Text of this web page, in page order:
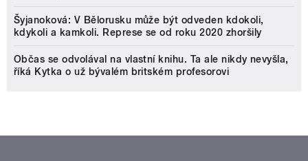
Šyjanoková: V Bělorusku může být odveden kdokoli,
kdykoli a kamkoli. Represe se od roku 2020 zhoršily
Občas se odvolával na vlastní knihu. Ta ale nikdy nevyšla,
říká Kytka o už bývalém britském profesorovi